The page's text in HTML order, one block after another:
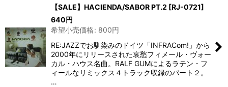
【SALE】HACIENDA/SABOR PT.2 [RJ-0721]
640円
希望小売価格: 800円
RE:JAZZでお馴染みのドイツ「INFRACom!」から
2000年にリリースされた哀愁フィメール・ヴォー
カル・ハウス名曲。RALF GUMによるラテン・フ
ィールなリミックス４トラック収録のパート２。
…